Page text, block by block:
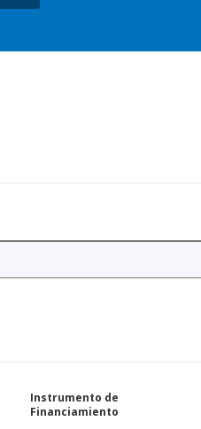
Instrumento de
Financiamiento